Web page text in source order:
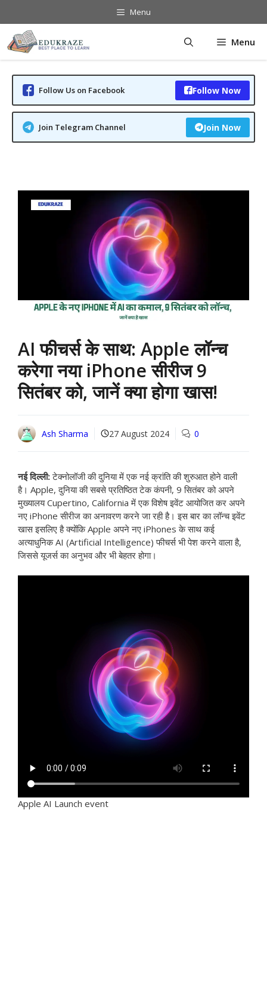
content
Menu
Menu
Follow Us on Facebook Follow Now
Join Telegram Channel Join Now
AI फीचर्स के साथ: Apple लॉन्च
करेगा नया iPhone सीरीज 9
सितंबर को, जानें क्या होगा खास!
Ash Sharma 27 August 2024 0
नई दिल्ली:टेक्नोलॉजी की दुनिया में एक नई क्रांति की शुरुआत होने वाली
है। Apple, दुनिया की सबसे प्रतिष्ठित टेक कंपनी, 9 सितंबर को अपने
मुख्यालय Cupertino, California में एक विशेष इवेंट आयोजित कर अपने
नए iPhone सीरीज का अनावरण करने जा रही है। इस बार का लॉन्च इवेंट
खास इसलिए है क्योंकि Apple अपने नए iPhones के साथ कई
अत्याधुनिक AI (Artificial Intelligence) फीचर्स भी पेश करने वाला है,
जिससे यूजर्स का अनुभव और भी बेहतर होगा।
Apple AI Launch event